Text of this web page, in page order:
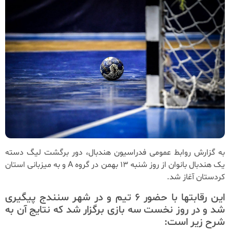
به گزارش روابط عمومی فدراسیون هندبال، دور برگشت لیگ دسته
یک هندبال بانوان از روز شنبه 13 بهمن در گروه A و به میزبانی استان
کردستان آغاز شد.
این رقابتها با حضور 6 تیم و در شهر سنندج پیگیری
شد و در روز نخست سه بازی برگزار شد که نتایج آن به
شرح زیر است: